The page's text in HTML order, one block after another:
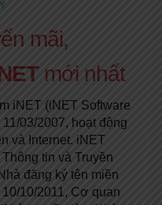
mãi,
mới nhất
iNET (iNET Software
03/2007, hoạt động
và Internet. iNET
tin và Truyền
đăng ký tên miền
10/2011, Cơ quan